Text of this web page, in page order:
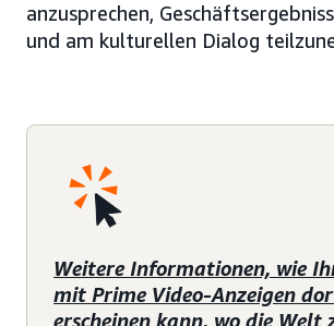
anzusprechen,
und am kulturellen Dialog
Weitere Informationen, wie
mit Prime Video-Anzeigen
erscheinen kann, wo die Welt